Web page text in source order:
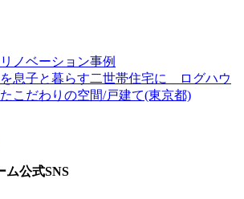
ノベーション事例
息子と暮らす二世帯住宅に ログハウ
こだわりの空間/戸建て(東京都)
ム公式SNS